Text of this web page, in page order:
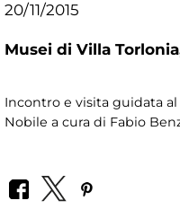
20/11/2015
Musei di Villa
Incontro e visita guidata
Nobile a cura di Fabio